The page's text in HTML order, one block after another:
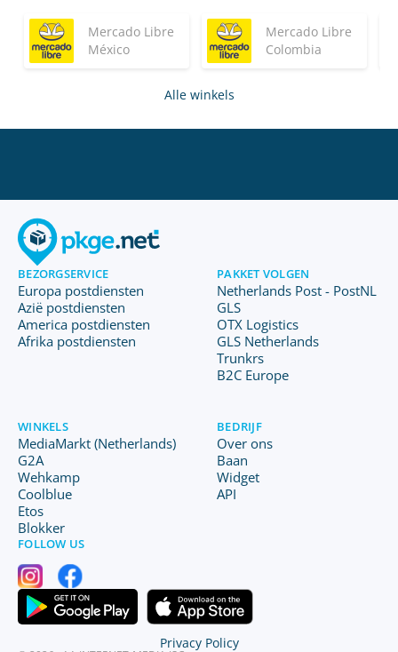
Mercado Libre
México
Mercado Libre
Colombia
Alle winkels
BEZORGSERVICE
Europa postdiensten
Azië postdiensten
America postdiensten
Afrika postdiensten
PAKKET VOLGEN
Netherlands Post - PostNL
GLS
OTX Logistics
GLS Netherlands
Trunkrs
B2C Europe
WINKELS
MediaMarkt (Netherlands)
G2A
Wehkamp
Coolblue
Etos
Blokker
BEDRIJF
Over ons
Baan
Widget
API
FOLLOW US
Privacy Policy